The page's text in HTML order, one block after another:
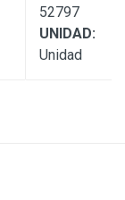
52797
UNIDAD:
Unidad